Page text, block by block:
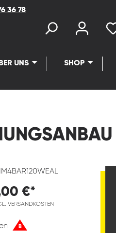
36 78
UNS
SHOP
IM4BAR120WEAL
€*
VERSANDKOSTEN
B